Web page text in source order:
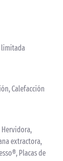
Calefacción
extractora,
Placas de